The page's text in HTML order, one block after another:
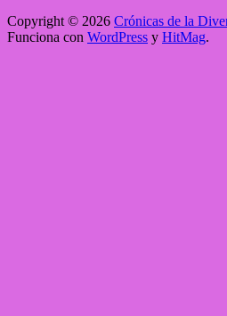
Copyright © 2026 Crónicas de la
Funciona con WordPress y HitMag.